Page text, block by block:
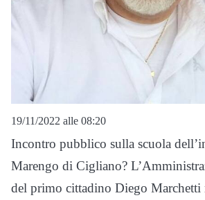
19/11/2022 alle 08:20
Incontro pubblico sulla scuola
Marengo di Cigliano?
del primo cittadino Diego Marchetti